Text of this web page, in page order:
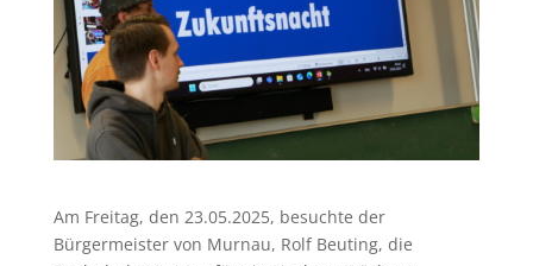
Am Freitag, den 23.05.2025, besuchte der
Bürgermeister von Murnau, Rolf Beuting, die